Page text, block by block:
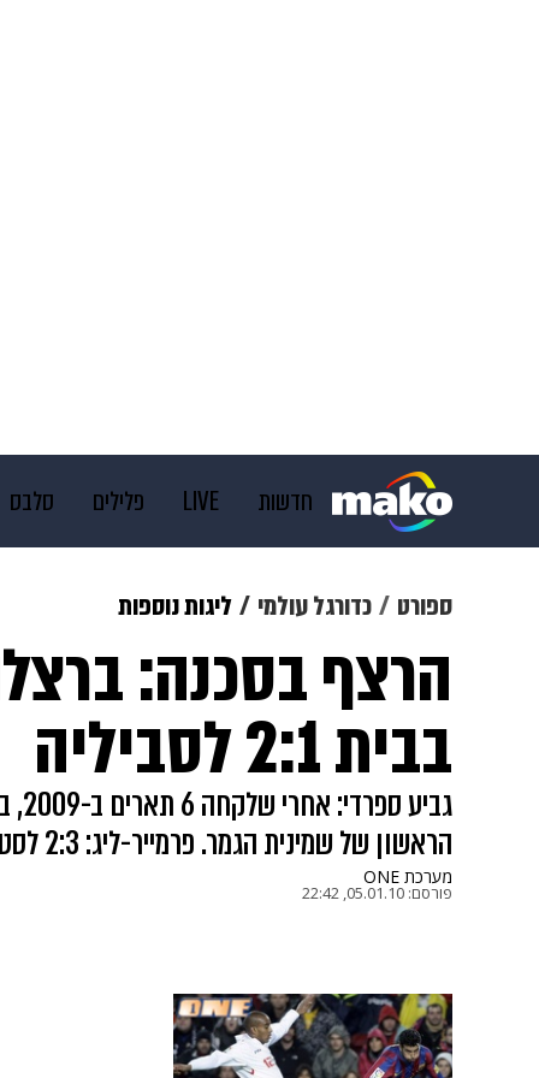
חדשות LIVE פלילים סלבס
תרבות צבא וביטחון
גאווה ויוה משפט תשעה
ספורט כדורגל עולמי ליגות נוספות
הרצף בסכנה:
בבית 2:1 לסביליה
הראשון של שמינית הגמר. פרמייר-ליג: 2:3 לסטוק על פולהאם
מערכת ONE
פורסם: 05.01.10, 22:42